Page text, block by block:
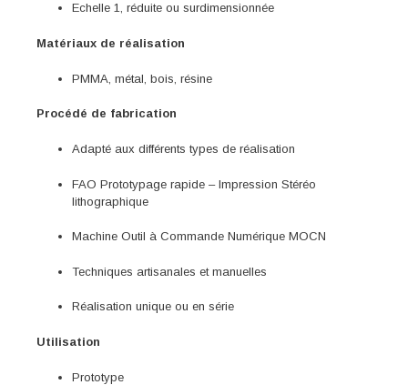
Echelle 1, réduite ou surdimensionnée
Matériaux de réalisation
PMMA, métal, bois, résine
Procédé de fabrication
Adapté aux différents types de réalisation
FAO Prototypage rapide – Impression Stéréo
lithographique
Machine Outil à Commande Numérique MOCN
Techniques artisanales et manuelles
Réalisation unique ou en série
Utilisation
Prototype